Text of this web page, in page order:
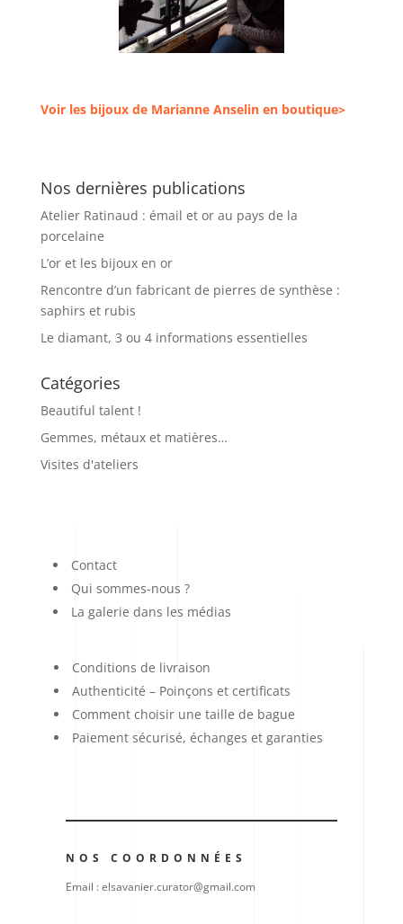
Voir les bijoux de Marianne Anselin en boutique>
Nos dernières publications
Atelier Ratinaud : émail et or au pays de la
porcelaine
L’or et les bijoux en or
Rencontre d’un fabricant de pierres de synthèse :
saphirs et rubis
Le diamant, 3 ou 4 informations essentielles
Catégories
Beautiful talent !
Gemmes, métaux et matières…
Visites d'ateliers
Contact
Qui sommes-nous ?
La galerie dans les médias
Conditions de livraison
Authenticité – Poinçons et certificats
Comment choisir une taille de bague
Paiement sécurisé, échanges et garanties
NOS COORDONNÉES
Email : elsavanier.curator@gmail.com